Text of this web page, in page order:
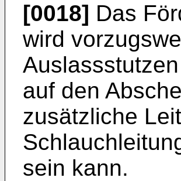
[0018] Das
wird
auf den
zusätzliche
sein kann.